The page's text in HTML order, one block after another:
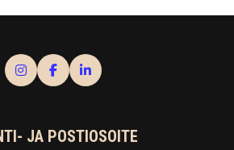
JA POSTIOSOITE